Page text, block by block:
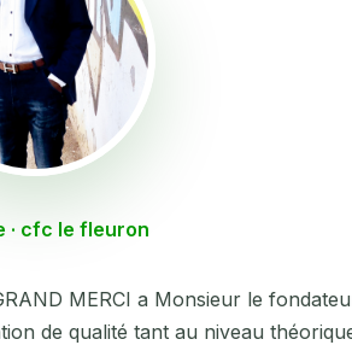
· cfc le fleuron
MERCI a Monsieur le
de qualité tant au niveau